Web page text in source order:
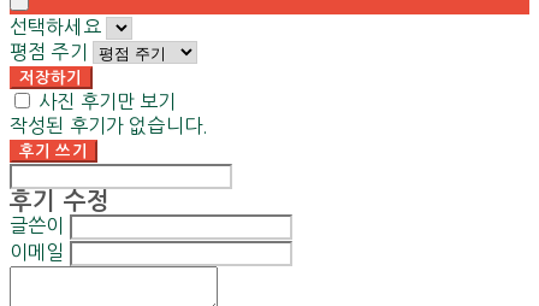
선택하세요
평점 주기
저장하기
사진 후기만 보기
작성된 후기가 없습니다.
후기 쓰기
후기 수정
글쓴이
이메일